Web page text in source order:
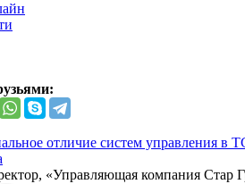
отличие систем управления в
«Управляющая компания Стар